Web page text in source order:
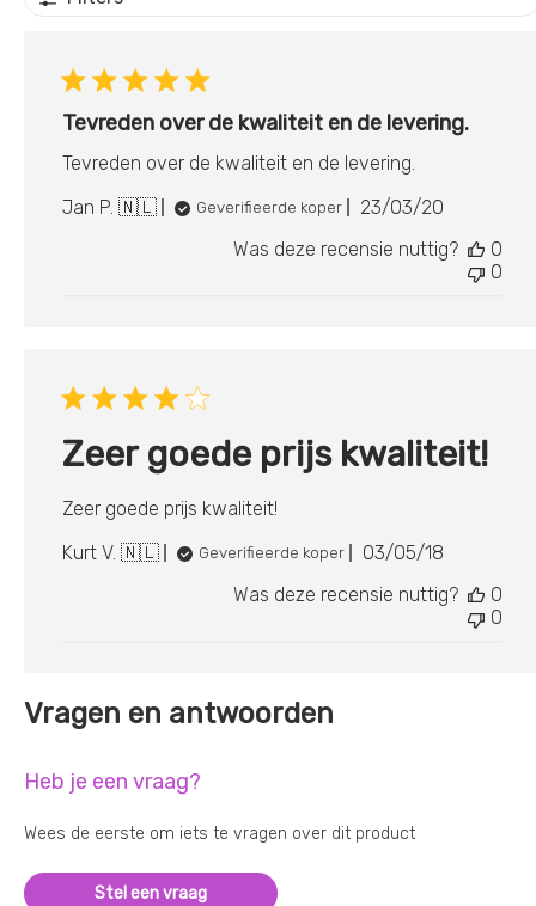
Tevreden over de kwaliteit en de levering.
Tevreden over de kwaliteit en de levering.
Jan P. 🇳🇱
Geverifieerde koper
23/03/20
Was deze recensie nuttig?
0
0
Zeer goede prijs kwaliteit!
Zeer goede prijs kwaliteit!
Kurt V. 🇳🇱
Geverifieerde koper
03/05/18
Was deze recensie nuttig?
0
0
Vragen en antwoorden
Heb je een vraag?
Wees de eerste om iets te vragen over dit product
Stel een vraag